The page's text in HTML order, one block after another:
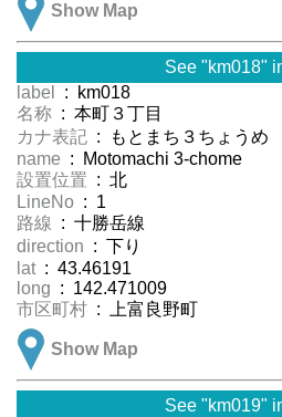
Show Map
See "km018"
label
: km018
名称 : 本町３丁目
カナ表記 : もとまち３ちょうめ
name : Motomachi 3-chome
設置位置 : 北
LineNo : 1
路線 : 十勝岳線
direction : 下り
lat : 43.46191
long : 142.471009
市区町村 : 上富良野町
Show Map
See "km019"